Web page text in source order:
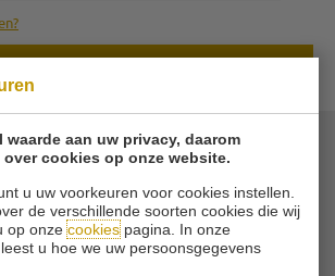
waarde aan uw privacy, daarom
cookies op onze website.
u uw voorkeuren voor cookies instellen.
de verschillende soorten cookies die wij
op onzecookiespagina. In onze
leest u hoe we uw persoonsgegevens
LES BOEKEN
79 - 3132 KA Vlaardingen |
Tel 010 - 460 21 39
Email